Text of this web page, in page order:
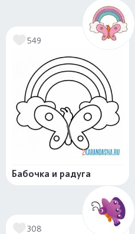
549
Бабочка и радуга
308